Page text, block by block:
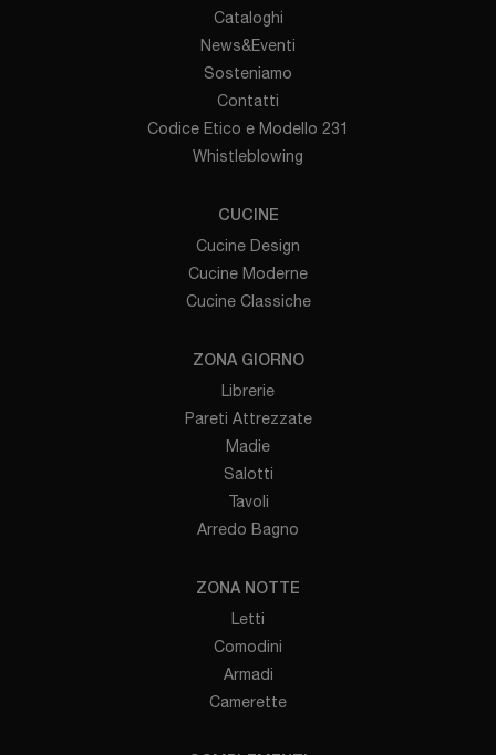
Cataloghi
News&Eventi
Sosteniamo
Contatti
Codice Etico e Modello 231
Whistleblowing
CUCINE
Cucine Design
Cucine Moderne
Cucine Classiche
ZONA GIORNO
Librerie
Pareti Attrezzate
Madie
Salotti
Tavoli
Arredo Bagno
ZONA NOTTE
Letti
Comodini
Armadi
Camerette